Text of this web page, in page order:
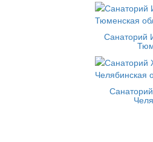
Санаторий